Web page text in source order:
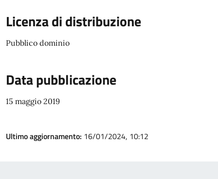
Licenza di distribuzione
Pubblico dominio
Data pubblicazione
15 maggio 2019
Ultimo aggiornamento: 16/01/2024, 10:12